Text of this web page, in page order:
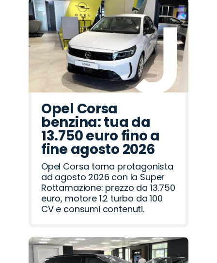
Opel Corsa
benzina: tua da
13.750 euro fino a
fine agosto 2026
Opel Corsa torna protagonista
ad agosto 2026 con la Super
Rottamazione: prezzo da 13.750
euro, motore 1.2 turbo da 100
CV e consumi contenuti.